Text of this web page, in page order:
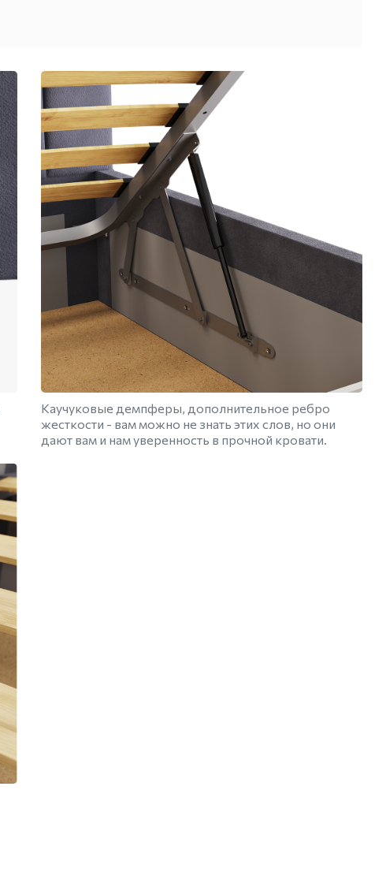
Каучуковые демпферы, дополнительное ребро
жесткости - вам можно не знать этих слов, но они
дают вам и нам уверенность в прочной кровати.